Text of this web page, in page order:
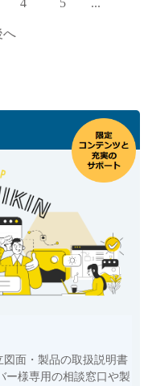
4 5 ...
へ
図面・製品の取扱説明書
ー様専用の相談窓口や製